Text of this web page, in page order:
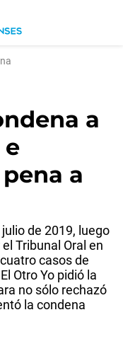
a
a
de 2019, luego
Tribunal Oral en
casos de
Otro Yo pidió la
no sólo rechazó
la condena